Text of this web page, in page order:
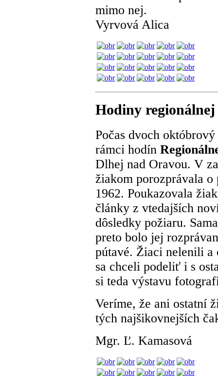
mimo nej.
Vyrvová Alica
Hodiny
Počas dvoch
rámci hodín
Dlhej nad Oravou. V
žiakom porozprávala
1962. Poukazovala
články z vtedajších
dôsledky požiaru.
preto bolo jej
pútavé. Žiaci nelenili a
sa chceli podeliť i s
si teda výstavu
Veríme, že ani ostatní
tých najšikovnejších
Mgr. Ľ. Kamasová